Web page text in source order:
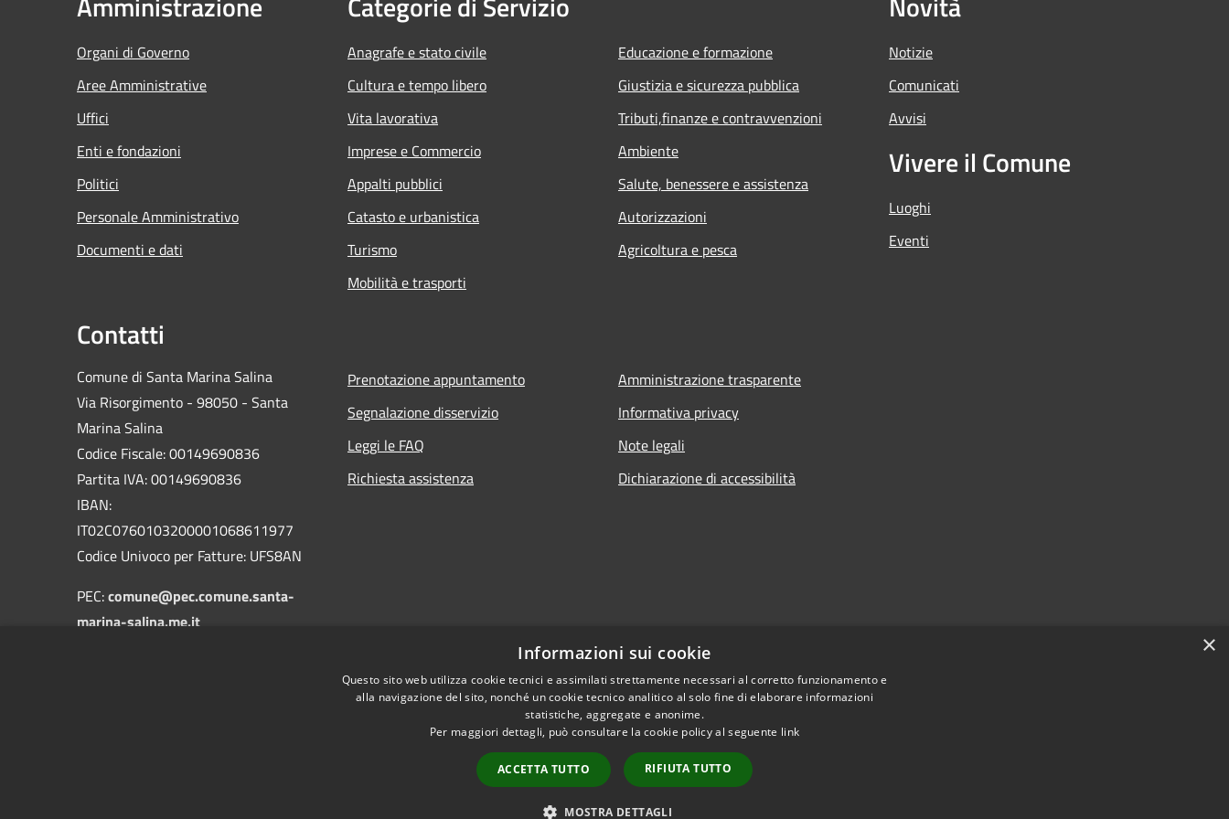
Organi di Governo
Aree Amministrative
Uffici
Enti e fondazioni
Politici
Personale Amministrativo
Documenti e dati
Anagrafe e stato civile
Cultura e tempo libero
Vita lavorativa
Imprese e Commercio
Appalti pubblici
Catasto e urbanistica
Turismo
Mobilità e trasporti
Educazione e formazione
Giustizia e sicurezza pubblica
Tributi,finanze e contravvenzioni
Ambiente
Salute, benessere e assistenza
Autorizzazioni
Agricoltura e pesca
Notizie
Comunicati
Avvisi
Vivere il Comune
Luoghi
Eventi
Contatti
Comune di Santa Marina Salina
Via Risorgimento - 98050 - Santa
Marina Salina
Codice Fiscale: 00149690836
Partita IVA: 00149690836
IBAN:
IT02C0760103200001068611977
Codice Univoco per Fatture: UFS8AN
PEC:comune@pec.comune.santa-
marina-salina.me.it
Prenotazione appuntamento
Segnalazione disservizio
Leggi le FAQ
Richiesta assistenza
Amministrazione trasparente
Informativa privacy
Note legali
Dichiarazione di accessibilità
Copyright © 2026 • Comune di Santa Marina Salina • Powered by
×
Informazioni sui cookie
Questo sito web utilizza cookie tecnici e assimilati strettamente necessari al corretto funzionamento e
alla navigazione del sito, nonché un cookie tecnico analitico al solo fine di elaborare informazioni
statistiche, aggregate e anonime.
Per maggiori dettagli, può consultare la cookie policy al seguente link
ACCETTA TUTTO RIFIUTA TUTTO
MOSTRA DETTAGLI